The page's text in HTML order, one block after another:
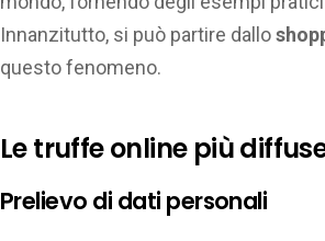
Innanzitutto, si può partire dallo
questo fenomeno.
Le truffe online più
Prelievo di dati personali